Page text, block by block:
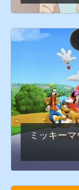
ミッキー